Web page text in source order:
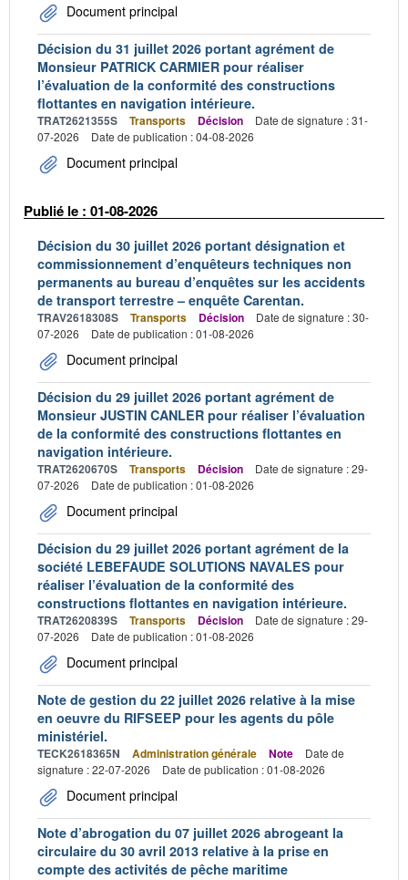
Document principal
Décision du 31 juillet 2026 portant agrément de
Monsieur PATRICK CARMIER pour réaliser
l’évaluation de la conformité des constructions
flottantes en navigation intérieure.
TRAT2621355S Transports Décision
Date de signature : 31-
07-2026
Date de publication : 04-08-2026
Document principal
Publié le : 01-08-2026
Décision du 30 juillet 2026 portant désignation et
commissionnement d’enquêteurs techniques non
permanents au bureau d’enquêtes sur les accidents
de transport terrestre – enquête Carentan.
TRAV2618308S Transports Décision
Date de signature : 30-
07-2026
Date de publication : 01-08-2026
Document principal
Décision du 29 juillet 2026 portant agrément de
Monsieur JUSTIN CANLER pour réaliser l’évaluation
de la conformité des constructions flottantes en
navigation intérieure.
TRAT2620670S Transports Décision
Date de signature : 29-
07-2026
Date de publication : 01-08-2026
Document principal
Décision du 29 juillet 2026 portant agrément de la
société LEBEFAUDE SOLUTIONS NAVALES pour
réaliser l’évaluation de la conformité des
constructions flottantes en navigation intérieure.
TRAT2620839S Transports Décision
Date de signature : 29-
07-2026
Date de publication : 01-08-2026
Document principal
Note de gestion du 22 juillet 2026 relative à la mise
en oeuvre du RIFSEEP pour les agents du pôle
ministériel.
TECK2618365N Administration générale Note
Date de
signature : 22-07-2026
Date de publication : 01-08-2026
Document principal
Note d’abrogation du 07 juillet 2026 abrogeant la
circulaire du 30 avril 2013 relative à la prise en
compte des activités de pêche maritime